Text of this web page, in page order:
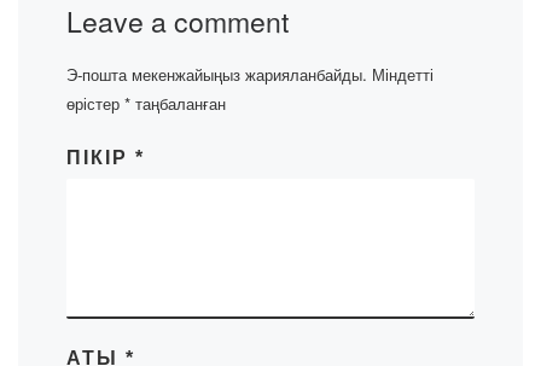
Leave a comment
Э-пошта мекенжайыңыз жарияланбайды. Міндетті
өрістер * таңбаланған
ПІКІР *
АТЫ *